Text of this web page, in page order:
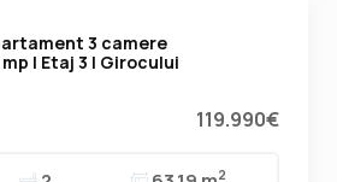
3 camere
| Etaj 3 | Girocului
119.990€
2